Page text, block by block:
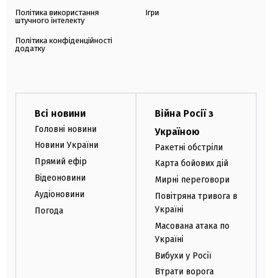
Політика використання
штучного інтелекту
Політика конфіденційності
додатку
Ігри
Всі новини
Головні новини
Новини України
Прямий ефір
Відеоновини
Аудіоновини
Погода
Війна Росії з
Україною
Ракетні обстріли
Карта бойових дій
Мирні переговори
Повітряна тривога в
Україні
Масована атака по
Україні
Вибухи у Росії
Втрати ворога